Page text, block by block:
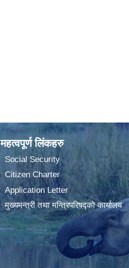
महत्वपूर्ण लिंकहरु
Social Security
Citizen Charter
Application Letter
मुख्यमन्त्री तथा मन्त्रिपरिषद्को कार्यालय